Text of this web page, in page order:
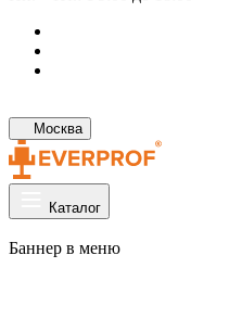
Москва
Каталог
Баннер в меню